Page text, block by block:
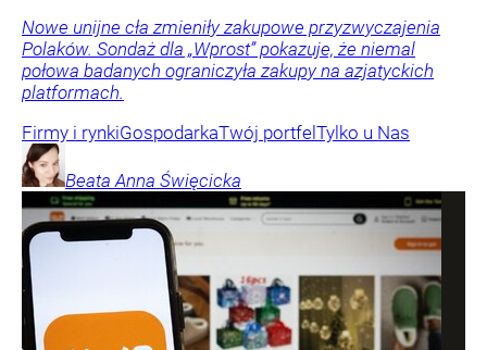
Nowe unijne cła zmieniły zakupowe przyzwyczajenia
Polaków. Sondaż dla „Wprost” pokazuje, że niemal
połowa badanych ograniczyła zakupy na azjatyckich
platformach.
Firmy i rynkiGospodarkaTwój portfel Tylko u Nas
Beata Anna Święcicka